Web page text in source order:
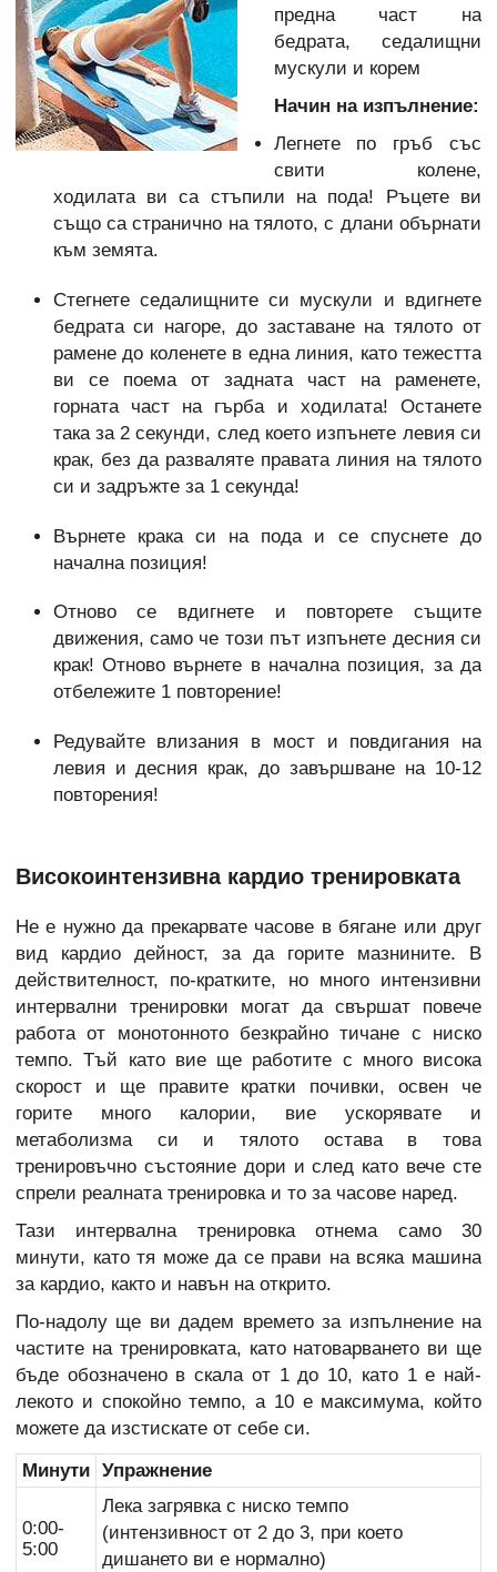
предна част на
бедрата, седалищни
мускули и корем
Начин на изпълнение:
Легнете по гръб със
свити колене,
ходилата ви са стъпили на пода! Ръцете ви
също са странично на тялото, с длани обърнати
към земята.
Стегнете седалищните си мускули и вдигнете
бедрата си нагоре, до заставане на тялото от
рамене до коленете в една линия, като тежестта
ви се поема от задната част на раменете,
горната част на гърба и ходилата! Останете
така за 2 секунди, след което изпънете левия си
крак, без да разваляте правата линия на тялото
си и задръжте за 1 секунда!
Върнете крака си на пода и се спуснете до
начална позиция!
Отново се вдигнете и повторете същите
движения, само че този път изпънете десния си
крак! Отново върнете в начална позиция, за да
отбележите 1 повторение!
Редувайте влизания в мост и повдигания на
левия и десния крак, до завършване на 10-12
повторения!
Високоинтензивна кардио тренировката
Не е нужно да прекарвате часове в бягане или друг
вид кардио дейност, за да горите мазнините. В
действителност, по-кратките, но много интензивни
интервални тренировки могат да свършат повече
работа от монотонното безкрайно тичане с ниско
темпо. Тъй като вие ще работите с много висока
скорост и ще правите кратки почивки, освен че
горите много калории, вие ускорявате и
метаболизма си и тялото остава в това
тренировъчно състояние дори и след като вече сте
спрели реалната тренировка и то за часове наред.
Тази интервална тренировка отнема само 30
минути, като тя може да се прави на всяка машина
за кардио, както и навън на открито.
По-надолу ще ви дадем времето за изпълнение на
частите на тренировката, като натоварването ви ще
бъде обозначено в скала от 1 до 10, като 1 е най-
лекото и спокойно темпо, а 10 е максимума, който
можете да изстискате от себе си.
Минути Упражнение
0:00-
5:00
Лека загрявка с ниско темпо
(интензивност от 2 до 3, при което
дишането ви е нормално)